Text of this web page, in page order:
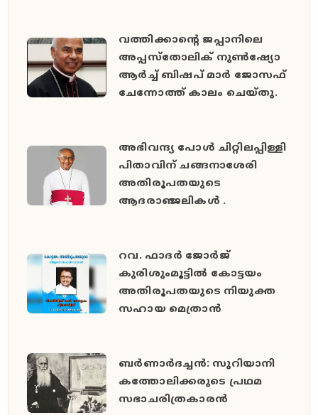
വത്തിക്കാൻ്റെ ജപ്പാനിലെ
അപ്പസ്തോലിക് നുൺഷ്യോ
ആർച്ച് ബിഷപ് മാർ ജോസഫ്
ചേന്നോത്ത് കാലം ചെയ്തു.
അഭിവന്ദ്യ പോള്‍ ചിറ്റിലപ്പിള്ളി
പിതാവിന് ചങ്ങനാശേരി
അതിരൂപതയുടെ
ആദരാഞ്ജലികൾ .
റവ. ഫാദർ ജോർജ്
കുരിശുംമൂട്ടിൽ കോട്ടയം
അതിരൂപതയുടെ നിയുക്ത
സഹായ മെത്രാൻ
ബർണാർദച്ചൻ: സുറിയാനി
കത്തോലിക്കരുടെ പ്രഥമ
സഭാചരിത്രകാരൻ